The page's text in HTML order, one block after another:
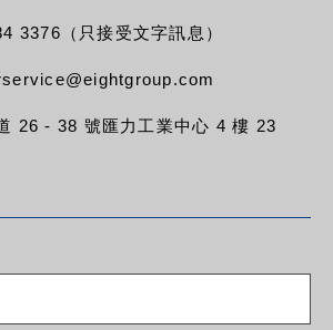
3376（只接受文字訊息）
26 - 38 號匯力工業中心 4 樓 23